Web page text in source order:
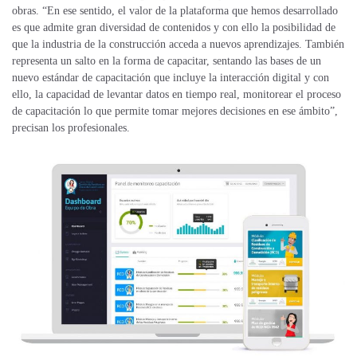
obras. “En ese sentido, el valor de la plataforma que hemos desarrollado
es que admite gran diversidad de contenidos y con ello la posibilidad de
que la industria de la construcción acceda a nuevos aprendizajes. También
representa un salto en la forma de capacitar, sentando las bases de un
nuevo estándar de capacitación que incluye la interacción digital y con
ello, la capacidad de levantar datos en tiempo real, monitorear el proceso
de capacitación lo que permite tomar mejores decisiones en ese ámbito”,
precisan los profesionales.